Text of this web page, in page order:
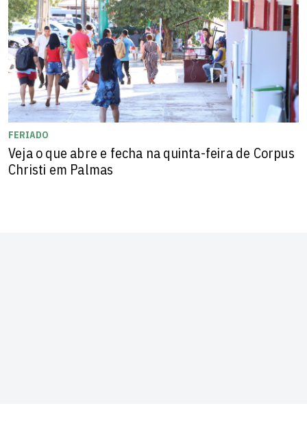
FERIADO
Veja o que abre e fecha na quinta-feira de Corpus
Christi em Palmas